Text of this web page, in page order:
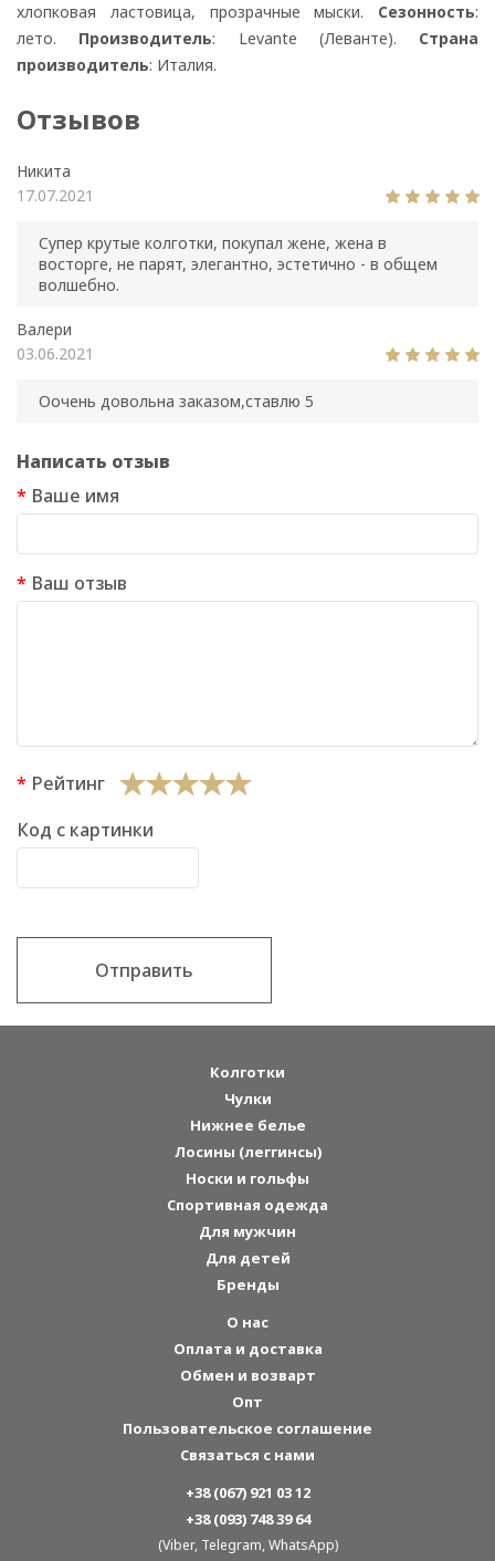
хлопковая ластовица, прозрачные мыски. Сезонность:
лето. Производитель: Levante (Леванте). Страна
производитель: Италия.
Отзывов
Никита
17.07.2021
Супер крутые колготки, покупал жене, жена в
восторге, не парят, элегантно, эстетично - в общем
волшебно.
Валери
03.06.2021
Оочень довольна заказом,ставлю 5
Написать отзыв
Ваше имя
Ваш отзыв
Рейтинг
Код с картинки
Отправить
Колготки
Чулки
Нижнее белье
Лосины (леггинсы)
Носки и гольфы
Спортивная одежда
Для мужчин
Для детей
Бренды
О нас
Оплата и доставка
Обмен и возварт
Опт
Пользовательское соглашение
Связаться с нами
+38 (067) 921 03 12
+38 (093) 748 39 64
(Viber, Telegram, WhatsApp)